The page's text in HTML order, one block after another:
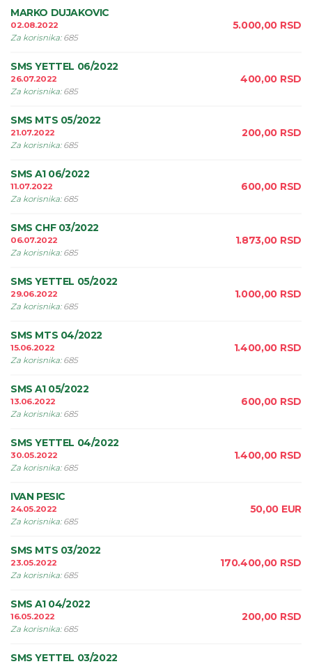
MARKO DUJAKOVIC
02.08.2022
Za korisnika: 685
5.000,00 RSD
SMS YETTEL 06/2022
26.07.2022
Za korisnika: 685
400,00 RSD
SMS MTS 05/2022
21.07.2022
Za korisnika: 685
200,00 RSD
SMS A1 06/2022
11.07.2022
Za korisnika: 685
600,00 RSD
SMS CHF 03/2022
06.07.2022
Za korisnika: 685
1.873,00 RSD
SMS YETTEL 05/2022
29.06.2022
Za korisnika: 685
1.000,00 RSD
SMS MTS 04/2022
15.06.2022
Za korisnika: 685
1.400,00 RSD
SMS A1 05/2022
13.06.2022
Za korisnika: 685
600,00 RSD
SMS YETTEL 04/2022
30.05.2022
Za korisnika: 685
1.400,00 RSD
IVAN PESIC
24.05.2022
Za korisnika: 685
50,00 EUR
SMS MTS 03/2022
23.05.2022
Za korisnika: 685
170.400,00 RSD
SMS A1 04/2022
16.05.2022
Za korisnika: 685
200,00 RSD
SMS YETTEL 03/2022